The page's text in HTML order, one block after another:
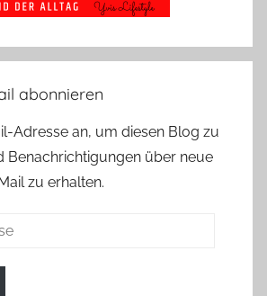
abonnieren
Adresse an, um diesen Blog zu
Benachrichtigungen über neue
zu erhalten.